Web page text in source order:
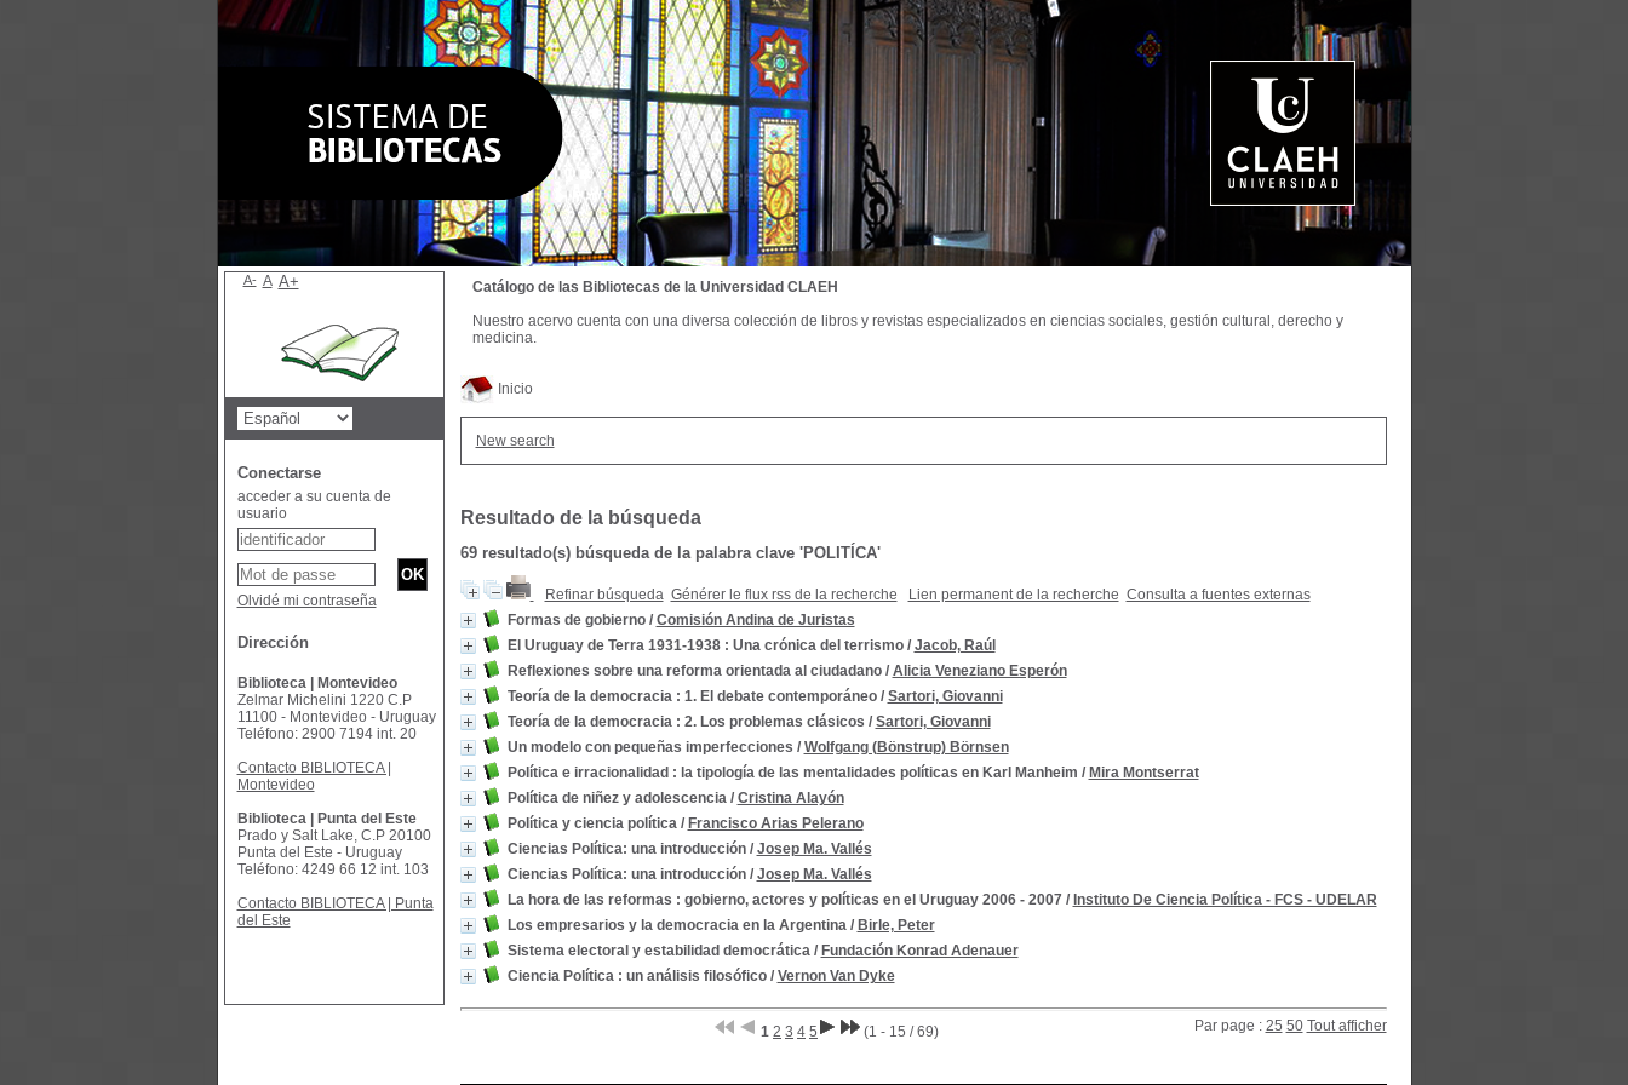
Inicio
New search
Resultado de la búsqueda
69 resultado(s) búsqueda de la palabra clave 'POLITÍCA'
Refinar búsqueda Générer le flux rss de la recherche Lien permanent de la recherche Consulta a fuentes externas
Formas de gobierno/ Comisión Andina de Juristas
El Uruguay de Terra 1931-1938 : Una crónica del terrismo/ Jacob, Raúl
Reflexiones sobre una reforma orientada al ciudadano/ Alicia Veneziano Esperón
Teoría de la democracia : 1. El debate contemporáneo/ Sartori, Giovanni
Teoría de la democracia : 2. Los problemas clásicos / Sartori, Giovanni
Un modelo con pequeñas imperfecciones / Wolfgang (Bönstrup) Börnsen
Política e irracionalidad : la tipología de las mentalidades políticas en Karl Manheim / Mira Montserrat
Política de niñez y adolescencia/ Cristina Alayón
Política y ciencia política/ Francisco Arias Pelerano
Ciencias Política: una introducción/ Josep Ma. Vallés
Ciencias Política: una introducción/ Josep Ma. Vallés
La hora de las reformas : gobierno, actores y políticas en el Uruguay 2006 - 2007/ Instituto De Ciencia Política - FCS - UDELAR
Los empresarios y la democracia en la Argentina/ Birle, Peter
Sistema electoral y estabilidad democrática/ Fundación Konrad Adenauer
Ciencia Política : un análisis filosófico/ Vernon Van Dyke
1 2 3 4 5 (1 - 15 / 69) Par page : 25 50 Tout afficher
Catálogo de las Bibliotecas de la Universidad CLAEH
Nuestro acervo cuenta con una diversa colección de libros y revistas especializados en ciencias sociales, gestión cultural, derecho y
medicina.
A- A A+
Conectarse
acceder a su cuenta de
usuario
Olvidé mi contraseña
Dirección
Biblioteca | Montevideo
Zelmar Michelini 1220 C.P
11100 - Montevideo - Uruguay
Teléfono: 2900 7194 int. 20
Contacto BIBLIOTECA |
Montevideo
Biblioteca | Punta del Este
Prado y Salt Lake, C.P 20100
Punta del Este - Uruguay
Teléfono: 4249 66 12 int. 103
Contacto BIBLIOTECA | Punta
del Este